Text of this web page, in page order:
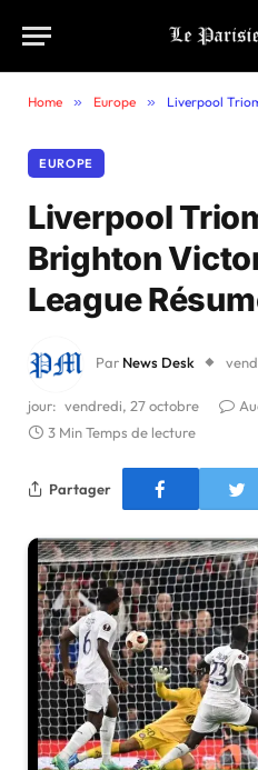
Home » Europe » Liverpool
EUROPE
Liverpool
Brighton
League
Par News Desk
jour: vendredi, 27 octobre
3 Min Temps de lecture
Partager